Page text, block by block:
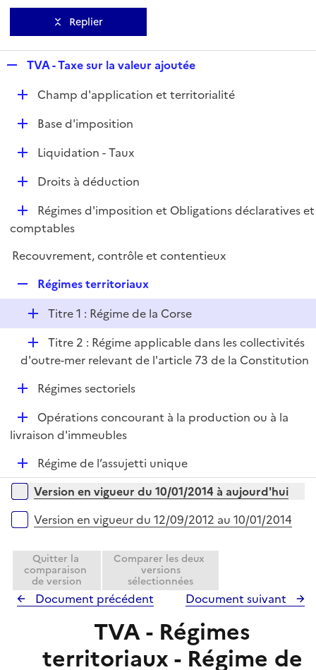
Replier
p
l
i
e
TVA - Taxe sur la valeur ajoutée
DChamp d'application et territorialité
D
r
Base d'imposition
D
e
r
Liquidation - Taux
D
l
e
Droits à déduction
D
é
l
e
r
Régimes d'imposition et Obligations déclaratives et
comptables
Recouvrement, contrôle et contentieux
e
p
l
i
e
Régimes territoriaux
D
é
l
i
e
r
Titre 1 : Régime de la Corse
D
é
l
i
e
r
Titre 2 : Régime applicable dans les collectivités
d'outre-mer relevant de l'article 73 de la Constitution
D
l
r
Régimes sectoriels
D
é
e
r
Opérations concourant à la production ou à la
livraison d'immeubles
D
é
p
e
r
Régime de l’assujetti unique
Versions sur la période
Version en vigueur du 10/01/2014 à aujourd'hui
Version en vigueur du 12/09/2012 au 10/01/2014
Quitter la
comparaison
de version
Comparer les deux
versions
sélectionnées
Document précédent Document suivant
TVA - Régimes
territoriaux - Régime de